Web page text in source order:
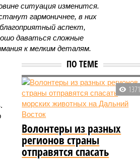
ситуация изменится.
гармоничнее, в них
аспект,
даваться сложные
к мелким деталям.
ПО ТЕМЕ
1371
Волонтеры из разных
регионов страны
отправятся спасать